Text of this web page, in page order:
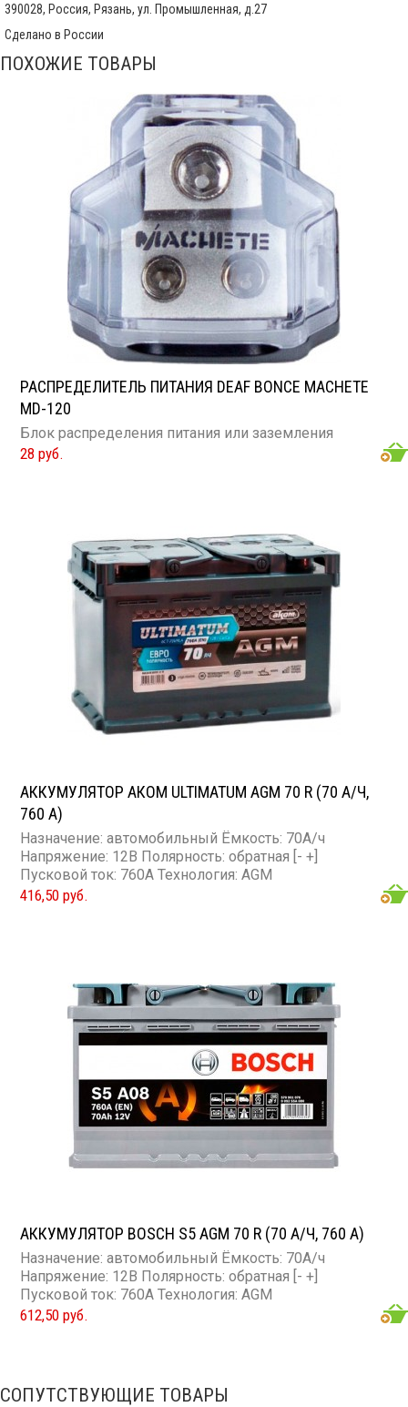
390028, Россия, Рязань, ул. Промышленная, д.27
Сделано в России
ПОХОЖИЕ ТОВАРЫ
РАСПРЕДЕЛИТЕЛЬ ПИТАНИЯ DEAF BONCE MACHETE
MD-120
Блок распределения питания или заземления
28 руб.
АККУМУЛЯТОР АКОМ ULTIMATUM AGM 70 R (70 А/Ч,
760 А)
Назначение: автомобильный Ёмкость: 70А/ч
Напряжение: 12В Полярность: обратная [- +]
Пусковой ток: 760А Технология: AGM
416,50 руб.
АККУМУЛЯТОР BOSCH S5 AGM 70 R (70 А/Ч, 760 А)
Назначение: автомобильный Ёмкость: 70А/ч
Напряжение: 12В Полярность: обратная [- +]
Пусковой ток: 760А Технология: AGM
612,50 руб.
СОПУТСТВУЮЩИЕ ТОВАРЫ